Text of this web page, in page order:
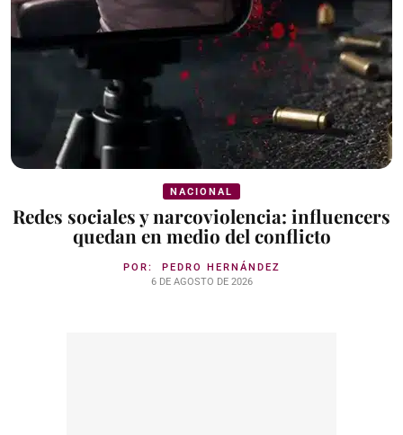
NACIONAL
Redes sociales y narcoviolencia: influencers
quedan en medio del conflicto
POR: PEDRO HERNÁNDEZ
6 DE AGOSTO DE 2026